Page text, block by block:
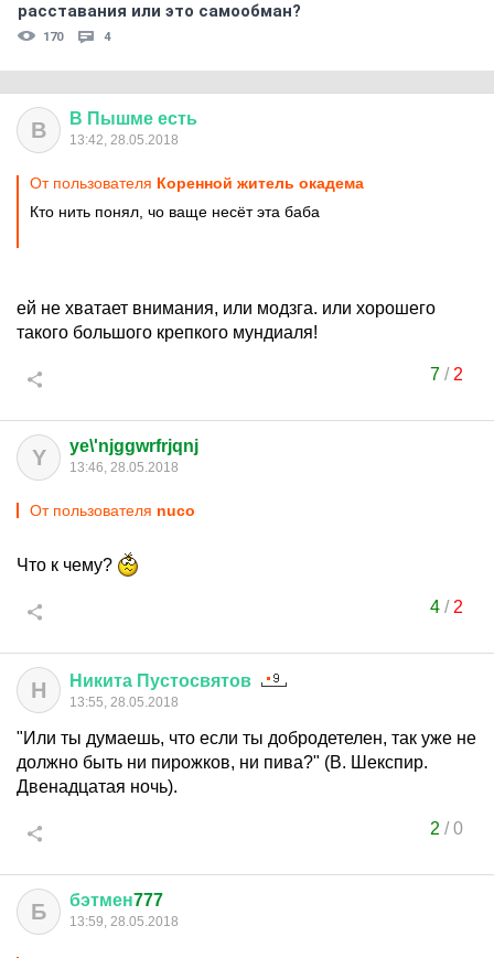
расставания или это самообман?
170 4
В В Пышме есть
13:42, 28.05.2018
От пользователя Коренной житель окадема
Кто нить понял, чо ваще несёт эта баба
ей не хватает внимания, или модзга. или хорошего
такого большого крепкого мундиаля!
7/ 2
Y ye\'njggwrfrjqnj
13:46, 28.05.2018
От пользователя nuco
Что к чему?
4/ 2
Н Никита Пустосвятов
13:55, 28.05.2018
"Или ты думаешь, что если ты добродетелен, так уже не
должно быть ни пирожков, ни пива?" (В. Шекспир.
Двенадцатая ночь).
2 /0
Б бэтмен777
13:59, 28.05.2018